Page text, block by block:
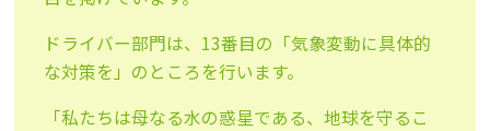
ドライバー部門は、13番目の「気象変動に具体的
な対策を」のところを行います。
「私たちは母なる水の惑星である、地球を守るこ